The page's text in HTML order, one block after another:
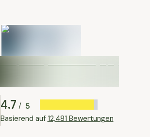
4.7 / 5
Basierend auf 12,481 Bewertungen